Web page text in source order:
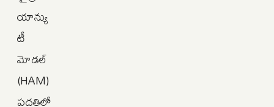
యాన్యు
టీ
మోడల్
(HAM)
పద్ధతిలో